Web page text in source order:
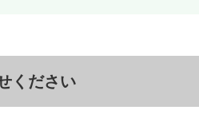
ください